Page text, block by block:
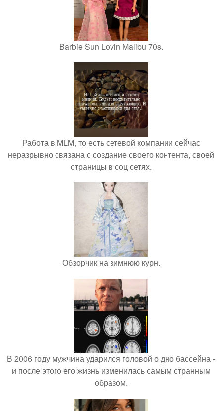
Barbie Sun Lovin Malibu 70s.
Работа в MLM, то есть сетевой компании сейчас
неразрывно связана с создание своего контента, своей
страницы в соц сетях.
Обзорчик на зимнюю курн.
В 2006 году мужчина ударился головой о дно бассейна -
и после этого его жизнь изменилась самым странным
образом.